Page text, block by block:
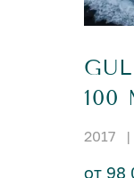
100
2017 |
от 98